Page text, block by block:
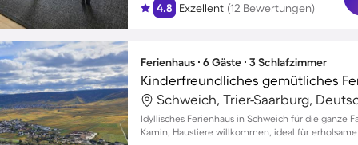
4.8 Exzellent (12 Bewertungen)
Ferienhaus ∙ 6 Gäste ∙ 3 Schlafzimmer
Schweich, Trier-Saarburg,
Idyllisches Ferienhaus in Schweich für die ganze
Kamin, Haustiere willkommen, ideal für